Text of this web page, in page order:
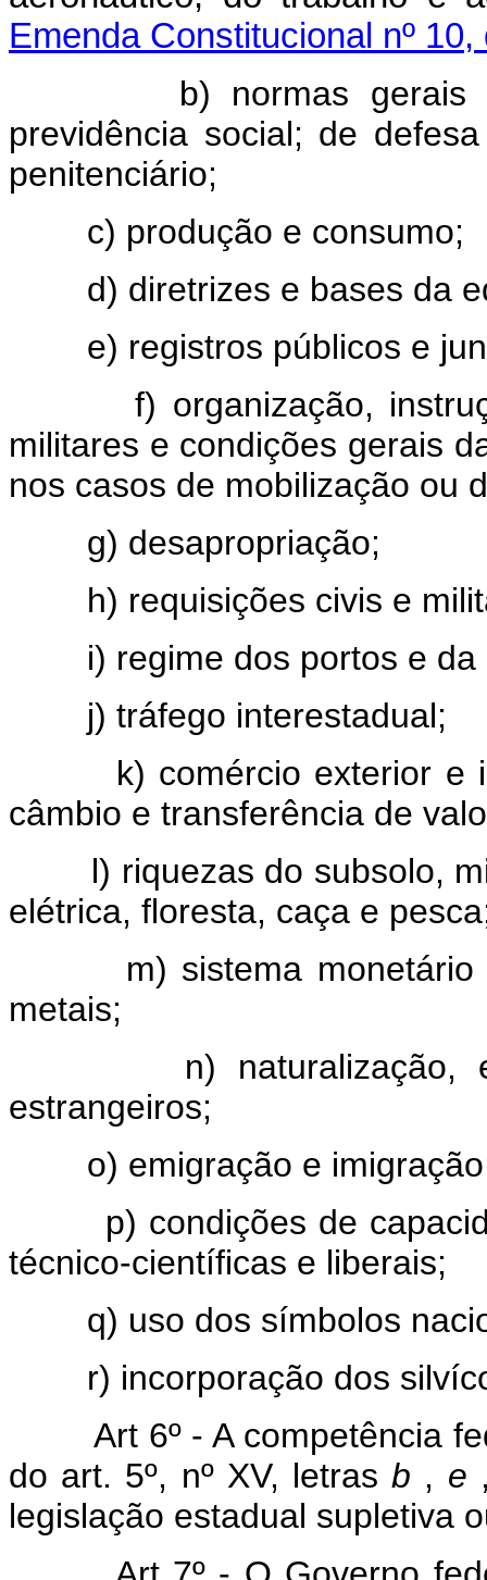
Emenda Constitucional nº 10,
b) normas
previdência social; de
penitenciário;
c) produção e consumo;
d) diretrizes e bases da
e) registros públicos e
f) organização,
militares e condições gerais
nos casos de mobilização ou
g) desapropriação;
h) requisições civis e
i) regime dos portos e
j) tráfego interestadual;
k) comércio exterior e
câmbio e transferência de
l) riquezas do subsolo,
elétrica, floresta, caça e
m) sistema
metais;
n) naturalização,
estrangeiros;
o) emigração e
p) condições de
técnico-científicas e liberais;
q) uso dos símbolos
r) incorporação dos
Art 6º - A competência
do art. 5º, nº XV, letrasb , e
legislação estadual supletiva